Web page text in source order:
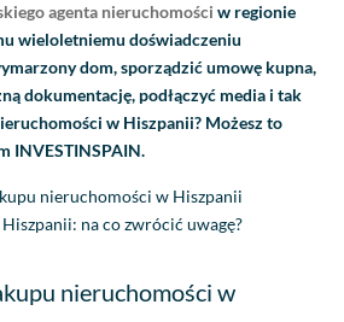
agenta nieruchomości w regionie
wieloletniemu doświadczeniu
dom, sporządzić umowę kupna,
dokumentację, podłączyć media i tak
w Hiszpanii? Możesz to
INVESTINSPAIN.
nieruchomości w Hiszpanii
na co zwrócić uwagę?
nieruchomości w